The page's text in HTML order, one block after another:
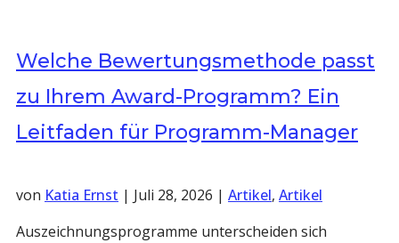
Welche Bewertungsmethode passt
zu Ihrem Award-Programm? Ein
Leitfaden für Programm-Manager
von Katia Ernst | Juli 28, 2026 | Artikel, Artikel
Auszeichnungsprogramme unterscheiden sich